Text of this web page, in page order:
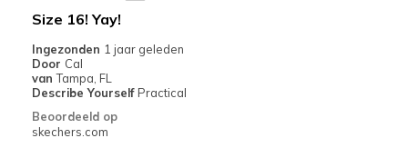
Size 16! Yay!
Ingezonden 1 jaar geleden
Door Cal
van Tampa, FL
Describe Yourself Practical
Beoordeeld op
skechers.com